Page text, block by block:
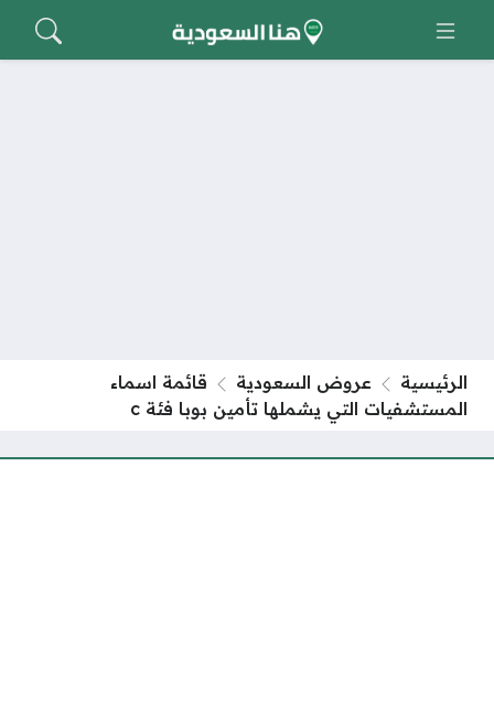
الرئيسية عروض السعودية
قائمة اسماء
المستشفيات التي يشملها تأمين بوبا فئة c